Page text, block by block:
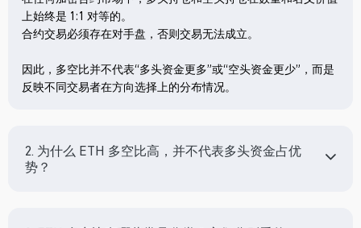
上始终是 1:1 对等的。
合约交易必须存在对手盘，否则交易无法成立。
因此，多空比并不代表“多头资金更多”或“空头资金更少”，而是
反映不同交易者在方向选择上的分布情况。
2. 为什么 ETH 多空比高，并不代表多头资金占优
势？